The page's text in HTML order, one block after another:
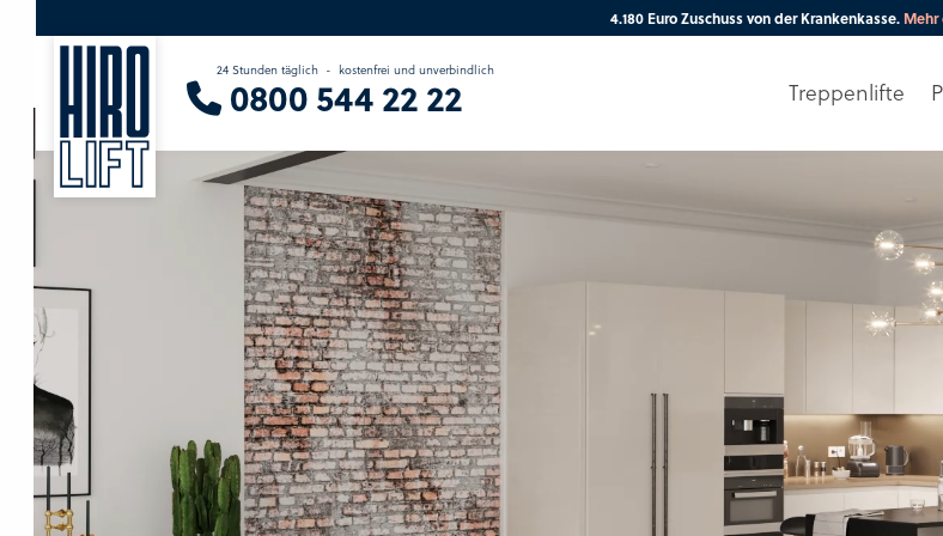
4.180 Euro Zuschuss von der Krankenkasse. Mehr
24 Stunden täglich - kostenfrei und unverbindlich
0800 544 22 22 Treppenlifte
Sie suchen eine Beratung vor Ort?
Wir finden Ihren Ansprechpartner.
Ihre PLZ